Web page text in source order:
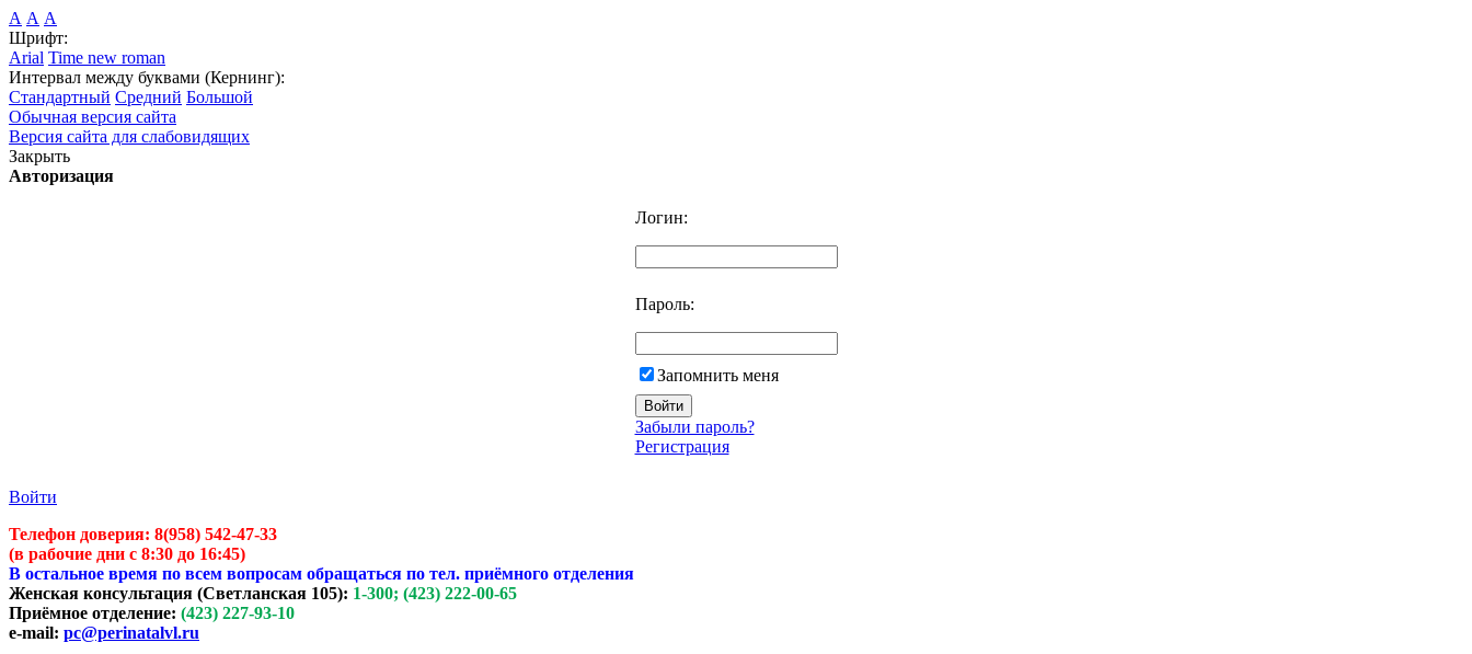
А А А
Шрифт:
Arial Time new roman
Интервал между буквами (Кернинг):
Стандартный Средний Большой
Обычная версия сайта
Версия сайта для слабовидящих
Закрыть
Авторизация
Логин:
Пароль:
Запомнить меня
Забыли пароль?
Регистрация
Войти
Телефон доверия: 8(958) 542-47-33
(в рабочие дни с 8:30 до 16:45)
В остальное время по всем вопросам обращаться по тел. приёмного отделения
Женская консультация (Светланская 105): 1-300; (423) 222-00-65
Приёмное отделение: (423) 227-93-10
e-mail: pc@perinatalvl.ru